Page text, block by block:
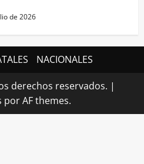
de 2026
NACIONALES
derechos reservados. |
por AF themes.